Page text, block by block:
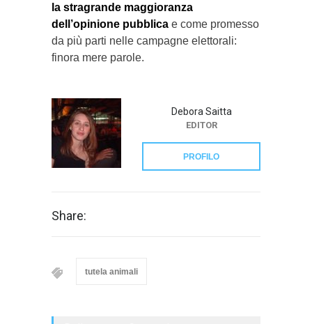
la stragrande maggioranza
dell’opinione pubblica e come promesso
da più parti nelle campagne elettorali:
finora mere parole.
Debora Saitta
EDITOR
PROFILO
Share:
tutela animali